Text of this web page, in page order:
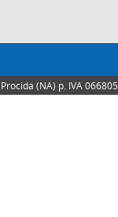
(NA) p. IVA